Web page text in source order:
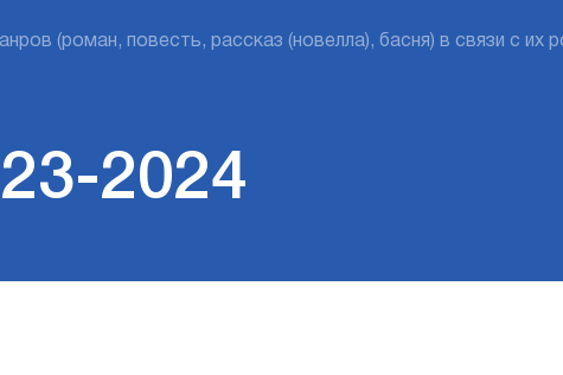
(роман, повесть, рассказ (новелла), басня) в связи с их
2024